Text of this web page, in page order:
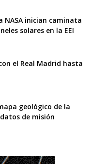
NASA inician caminata
solares en la EEI
el Real Madrid hasta
geológico de la
de misión